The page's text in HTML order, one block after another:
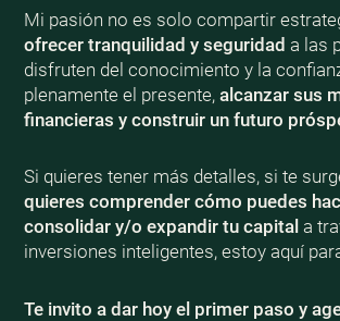
Mi pasión no es solo compartir
ofrecer tranquilidad y seguridad a las
disfruten del conocimiento y la
plenamente el presente, alcanzar sus
financieras y construir un futuro
Si quieres tener más detalles, si te
quieres comprender cómo puedes
consolidar y/o expandir tu capital a
inversiones inteligentes, estoy aquí
Te invito a dar hoy el primer paso y